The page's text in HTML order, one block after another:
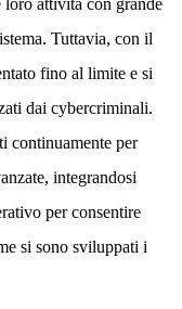
attività con grande
Tuttavia, con il
fino al limite e si
dai cybercriminali.
continuamente per
integrandosi
per consentire
si sono sviluppati i